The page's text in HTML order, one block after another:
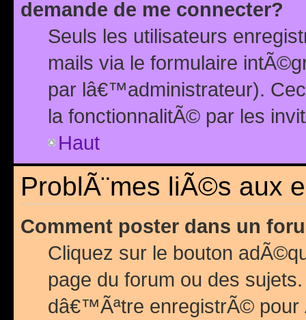
demande de me connecter?
Seuls les utilisateurs
mails via le formulaire
par lâ€™administrateur).
la fonctionnalitÃ© par les
Haut
ProblÃ¨mes liÃ©s aux
Comment poster dans un
Cliquez sur le bouton
page du forum ou des
dâ€™Ãªtre enregistrÃ©